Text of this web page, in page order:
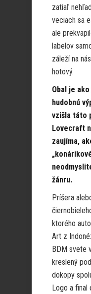
zatiaľ
veciach sa
ale
labelov
záleží na
hotový.
Obal je
hudobnú
vzišla táto
Lovecraft
zaujíma,
žánru.
Príšera
ktorého
Art z
BDM svete
kreslený
dokopy
Logo a final